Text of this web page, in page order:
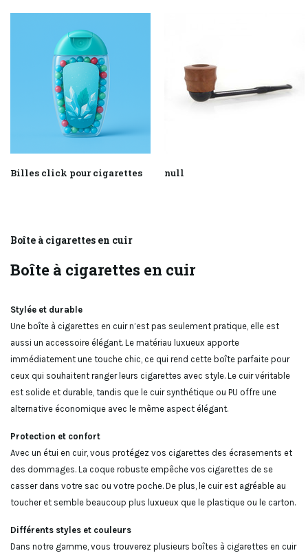
Billes click pour cigarettes null
Boîte à cigarettes en cuir
Boîte à cigarettes en cuir
Stylée et durable
Une boîte à cigarettes en cuir n’est pas seulement pratique, elle est
aussi un accessoire élégant. Le matériau luxueux apporte
immédiatement une touche chic, ce qui rend cette boîte parfaite pour
ceux qui souhaitent ranger leurs cigarettes avec style. Le cuir véritable
est solide et durable, tandis que le cuir synthétique ou PU offre une
alternative économique avec le même aspect élégant.
Protection et confort
Avec un étui en cuir, vous protégez vos cigarettes des écrasements et
des dommages. La coque robuste empêche vos cigarettes de se
casser dans votre sac ou votre poche. De plus, le cuir est agréable au
toucher et semble beaucoup plus luxueux que le plastique ou le carton.
Différents styles et couleurs
Dans notre gamme, vous trouverez plusieurs boîtes à cigarettes en cuir